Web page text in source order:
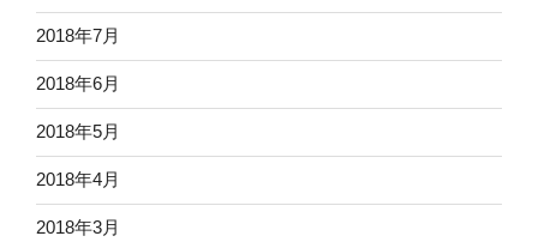
2018年7月
2018年6月
2018年5月
2018年4月
2018年3月